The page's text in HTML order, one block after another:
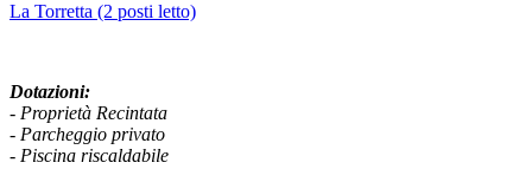
La Torretta (2 posti letto)
Dotazioni:
- Proprietà Recintata
- Parcheggio privato
- Piscina riscaldabile